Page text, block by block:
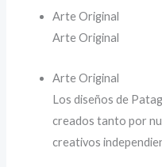
Arte Original
Arte Original
Arte Original
Los diseños de
creados tanto por
creativos